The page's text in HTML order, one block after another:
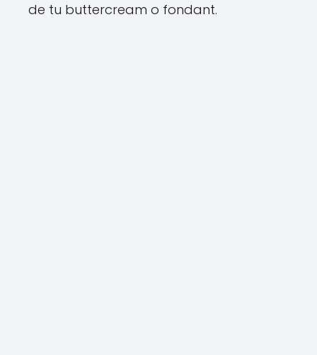
de tu buttercream o fondant.